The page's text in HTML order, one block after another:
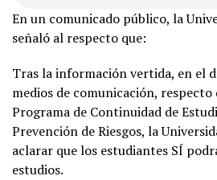
En un comunicado público, la
señaló al respecto que:
Tras la información vertida, en el
medios de comunicación,
Programa de Continuidad de
Prevención de Riesgos, la
aclarar que los estudiantes SÍ
estudios.